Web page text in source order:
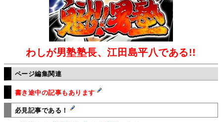
わしが男塾塾長、江田島平八である!!
ページ編集関連
書き途中の記事もあります
必見記事である！